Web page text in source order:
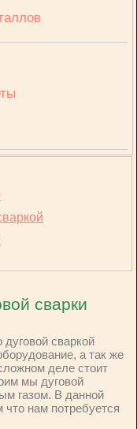
сварки
дуговой сваркой
а так же
деле стоит
мы дуговой
газом. В данной
что нам потребуется